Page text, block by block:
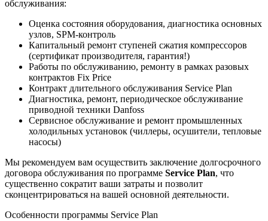
обслуживания:
Оценка состояния оборудования, диагностика основных
узлов, SPM-контроль
Капитальный ремонт ступеней сжатия компрессоров
(сертификат производителя, гарантия!)
Работы по обслуживанию, ремонту в рамках разовых
контрактов Fix Price
Контракт длительного обслуживания Service Plan
Диагностика, ремонт, периодическое обслуживание
приводной техники Danfoss
Сервисное обслуживание и ремонт промышленных
холодильных установок (чиллеры, осушители, тепловые
насосы)
Мы рекомендуем вам осуществить заключение долгосрочного
договора обслуживания по программе Service Plan, что
существенно сократит ваши затраты и позволит
сконцентрироваться на вашей основной деятельности.
Особенности программы Service Plan